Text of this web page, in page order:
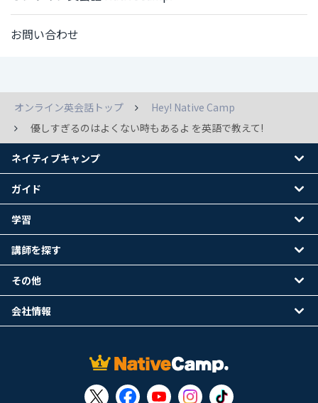
お問い合わせ
オンライン英会話トップ
Hey! Native Camp
優しすぎるのはよくない時もあるよ を英語で教えて!
ネイティブキャンプ
ガイド
学習
講師を探す
その他
会社情報